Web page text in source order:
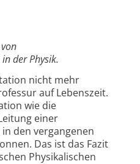
der Physik.
nicht mehr
auf Lebenszeit.
wie die
einer
den vergangenen
Das ist das Fazit
Physikalischen